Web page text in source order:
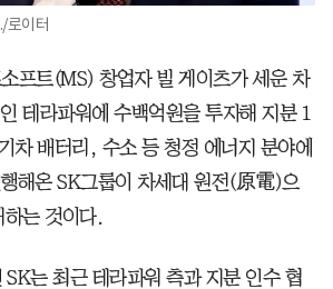
로이터
프트(MS) 창업자 빌 게이츠가 세운 차
테라파워에 수백억원을 투자해 지분 1
차 배터리, 수소 등 청정 에너지 분야에
해온 SK그룹이 차세대 원전(原電)으
하는 것이다.
SK는 최근 테라파워 측과 지분 인수 협